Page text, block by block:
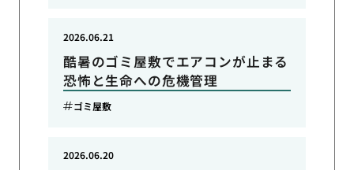
酷暑のゴミ屋敷でエアコンが止まる
恐怖と生命への危機管理
2026.06.21
ゴミ屋敷
2026.06.20